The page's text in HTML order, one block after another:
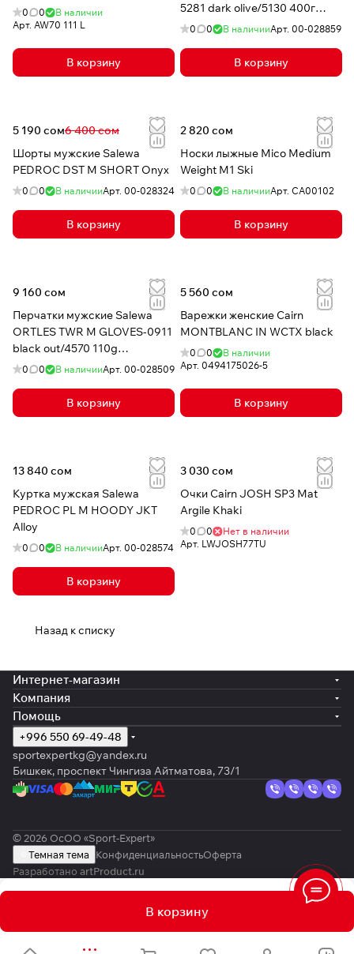
0 0
В наличии
Арт. AW70 111 L
В корзину
5281 dark olive/5130 400г
polarlite
0 0 В наличииАрт. 00-028859
В корзину
5 190 сом6 400 сом
Шорты мужские Salewa
PEDROC DST M SHORT Onyx
0 0 В наличииАрт. 00-028324
В корзину
2 820 сом
Носки лыжные Mico Medium
Weight M1 Ski
0 0 В наличииАрт. CA00102
В корзину
9 160 сом
Перчатки мужские Salewa
ORTLES TWR M GLOVES-0911
black out/4570 110g
polarlite/alp wool
0 0 В наличииАрт. 00-028509
В корзину
5 560 сом
Варежки женские Cairn
MONTBLANC IN WCTX black
0 0
В наличии
Арт. 0494175026-5
В корзину
13 840 сом
Куртка мужская Salewa
PEDROC PL M HOODY JKT
Alloy
0 0 В наличииАрт. 00-028574
В корзину
3 030 сом
Очки Cairn JOSH SP3 Mat
Argile Khaki
0 0
Нет в наличии
Арт. LWJOSH77TU
Назад к списку
В корзину
Интернет-магазин
Компания
Помощь
+996 550 69-49-48
sportexpertkg@yandex.ru
Бишкек, проспект Чингиза Айтматова, 73/1
© 2026 ОсОО «Sport-Expert»
Темная тема
КонфиденциальностьОферта
Разработано artProduct.ru